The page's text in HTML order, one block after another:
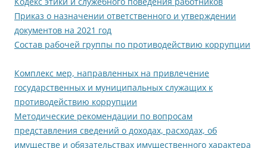
Приказ о назначении ответственного и утверждении
документов на 2021 год
Состав рабочей группы по противодействию коррупции
Комплекс мер, направленных на привлечение
государственных и муниципальных служащих к
противодействию коррупции
Методические рекомендации по вопросам
представления сведений о доходах, расходах, об
имуществе и обязательствах имущественного характера